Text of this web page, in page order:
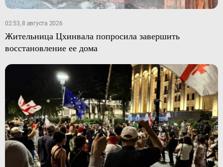
02:53, 8 августа 2026
Жительница Цхинвала попросила завершить
восстановление ее дома